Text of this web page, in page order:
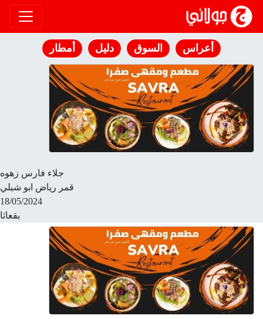
انتقل إلى المحتوى
أعراس السوق دليل أمطار
جلاء فارس زهوه
قمر رياض ابو شبلي
18/05/2024
بقعاثا